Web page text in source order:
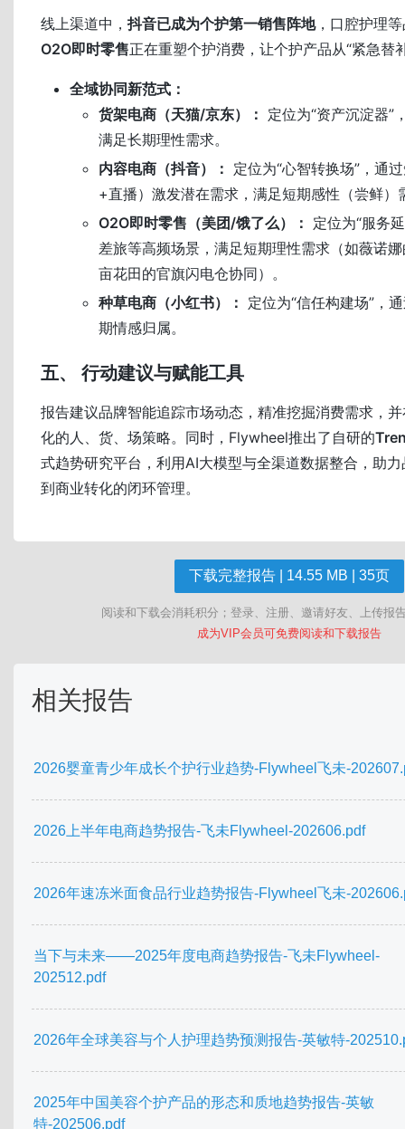
线上渠道中， 抖音已成为个护第一销售阵地，口腔护理
O2O即时零售正在重塑个护消费，让个护产品从“紧急替
全域协同新范式：
货架电商（天猫/京东）： 定位为“资产沉淀器”
满足长期理性需求。
内容电商（抖音）： 定位为“心智转换场”，通
+直播）激发潜在需求，满足短期感性（尝鲜）
O2O即时零售（美团/饿了么）： 定位为“服务
差旅等高频场景，满足短期理性需求（如薇诺
亩花田的官旗闪电仓协同）。
种草电商（小红书）： 定位为“信任构建场”，
期情感归属。
五、 行动建议与赋能工具
报告建议品牌智能追踪市场动态，精准挖掘消费需求，
化的人、货、场策略。同时，Flywheel推出了自研的
式趋势研究平台，利用AI大模型与全渠道数据整合，助
到商业转化的闭环管理。
下载完整报告 | 14.55 MB | 35页
阅读和下载会消耗积分；登录、注册、邀请好友、上传报
成为VIP会员可免费阅读和下载报告
相关报告
2026婴童青少年成长个护行业趋势-Flywheel飞未-
2026上半年电商趋势报告-飞未Flywheel-202606.pdf
2026年速冻米面食品行业趋势报告-Flywheel飞未-
当下与未来——2025年度电商趋势报告-飞未Flywheel-
202512.pdf
2026年全球美容与个人护理趋势预测报告-英敏特-
2025年中国美容个护产品的形态和质地趋势报告-英敏
特-202506.pdf